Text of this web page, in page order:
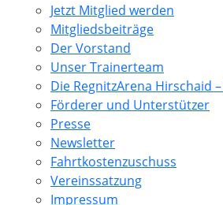
Jetzt Mitglied werden
Mitgliedsbeiträge
Der Vorstand
Unser Trainerteam
Die RegnitzArena Hirschaid
Förderer und Unterstützer
Presse
Newsletter
Fahrtkostenzuschuss
Vereinssatzung
Impressum